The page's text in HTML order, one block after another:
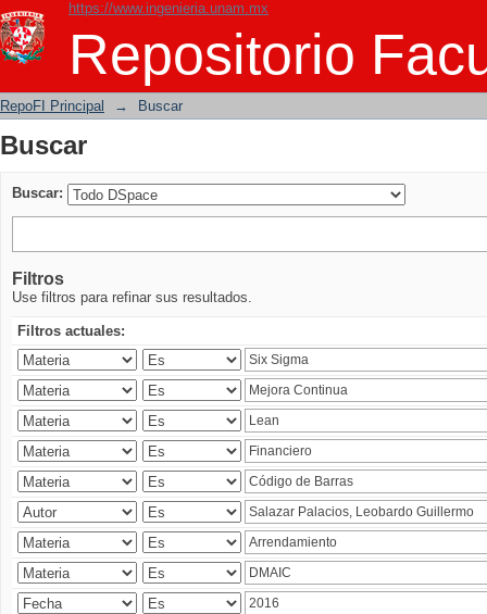
https://www.ingenieria.unam.mx
Repositorio
Buscar
RepoFI Principal → Buscar
Buscar
Buscar:
Filtros
Use filtros para refinar sus resultados.
Filtros actuales: